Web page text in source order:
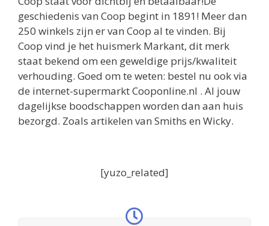
geschiedenis van Coop begint in 1891! Meer dan
250 winkels zijn er van Coop al te vinden. Bij
Coop vind je het huismerk Markant, dit merk
staat bekend om een geweldige prijs/kwaliteit
verhouding. Goed om te weten: bestel nu ook via
de internet-supermarkt Cooponline.nl . Al jouw
dagelijkse boodschappen worden dan aan huis
bezorgd. Zoals artikelen van Smiths en Wicky.
[yuzo_related]